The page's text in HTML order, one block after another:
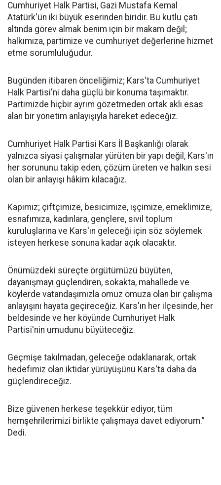
Cumhuriyet Halk Partisi, Gazi Mustafa Kemal
Atatürk'ün iki büyük eserinden biridir. Bu kutlu çatı
altında görev almak benim için bir makam değil;
halkımıza, partimize ve cumhuriyet değerlerine hizmet
etme sorumluluğudur.
Bugünden itibaren önceliğimiz; Kars'ta Cumhuriyet
Halk Partisi'ni daha güçlü bir konuma taşımaktır.
Partimizde hiçbir ayrım gözetmeden ortak aklı esas
alan bir yönetim anlayışıyla hareket edeceğiz.
Cumhuriyet Halk Partisi Kars İl Başkanlığı olarak
yalnızca siyasi çalışmalar yürüten bir yapı değil, Kars'ın
her sorununu takip eden, çözüm üreten ve halkın sesi
olan bir anlayışı hâkim kılacağız.
Kapımız; çiftçimize, besicimize, işçimize, emeklimize,
esnafımıza, kadınlara, gençlere, sivil toplum
kuruluşlarına ve Kars'ın geleceği için söz söylemek
isteyen herkese sonuna kadar açık olacaktır.
Önümüzdeki süreçte örgütümüzü büyüten,
dayanışmayı güçlendiren, sokakta, mahallede ve
köylerde vatandaşımızla omuz omuza olan bir çalışma
anlayışını hayata geçireceğiz. Kars'ın her ilçesinde, her
beldesinde ve her köyünde Cumhuriyet Halk
Partisi'nin umudunu büyüteceğiz.
Geçmişe takılmadan, geleceğe odaklanarak, ortak
hedefimiz olan iktidar yürüyüşünü Kars'ta daha da
güçlendireceğiz.
Bize güvenen herkese teşekkür ediyor, tüm
hemşehrilerimizi birlikte çalışmaya davet ediyorum.”
Dedi.